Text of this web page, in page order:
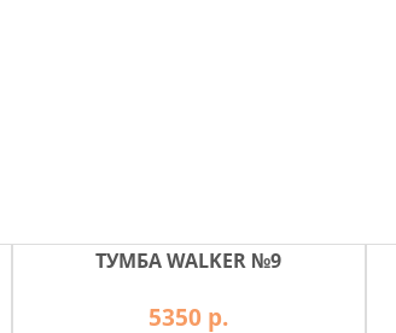
ТУМБА WALKER №9
5350 р.